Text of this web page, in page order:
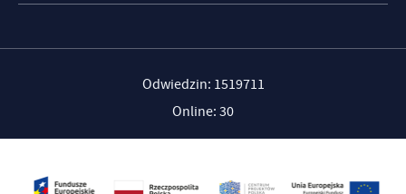
Odwiedzin: 1519711
Online: 30